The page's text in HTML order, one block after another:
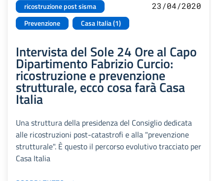
ricostruzione post sisma
Prevenzione
Casa Italia (1)
23/04/2020
Intervista del Sole 24 Ore al Capo
Dipartimento Fabrizio Curcio:
ricostruzione e prevenzione
strutturale, ecco cosa farà Casa
Italia
Una struttura della presidenza del Consiglio dedicata
alle ricostruzioni post-catastrofi e alla "prevenzione
strutturale". È questo il percorso evolutivo tracciato per
Casa Italia